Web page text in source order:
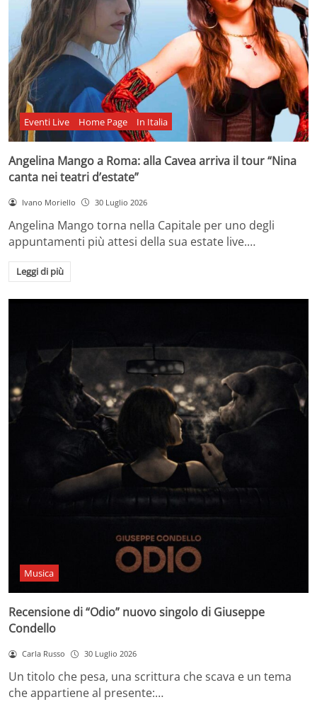
Eventi Live Home Page In Italia
Angelina Mango a Roma: alla Cavea arriva il tour “Nina
canta nei teatri d’estate”
Ivano Moriello 30 Luglio 2026
Angelina Mango torna nella Capitale per uno degli
appuntamenti più attesi della sua estate live.…
Leggi di più
Musica
Recensione di “Odio” nuovo singolo di Giuseppe
Condello
Carla Russo 30 Luglio 2026
Un titolo che pesa, una scrittura che scava e un tema
che appartiene al presente:…